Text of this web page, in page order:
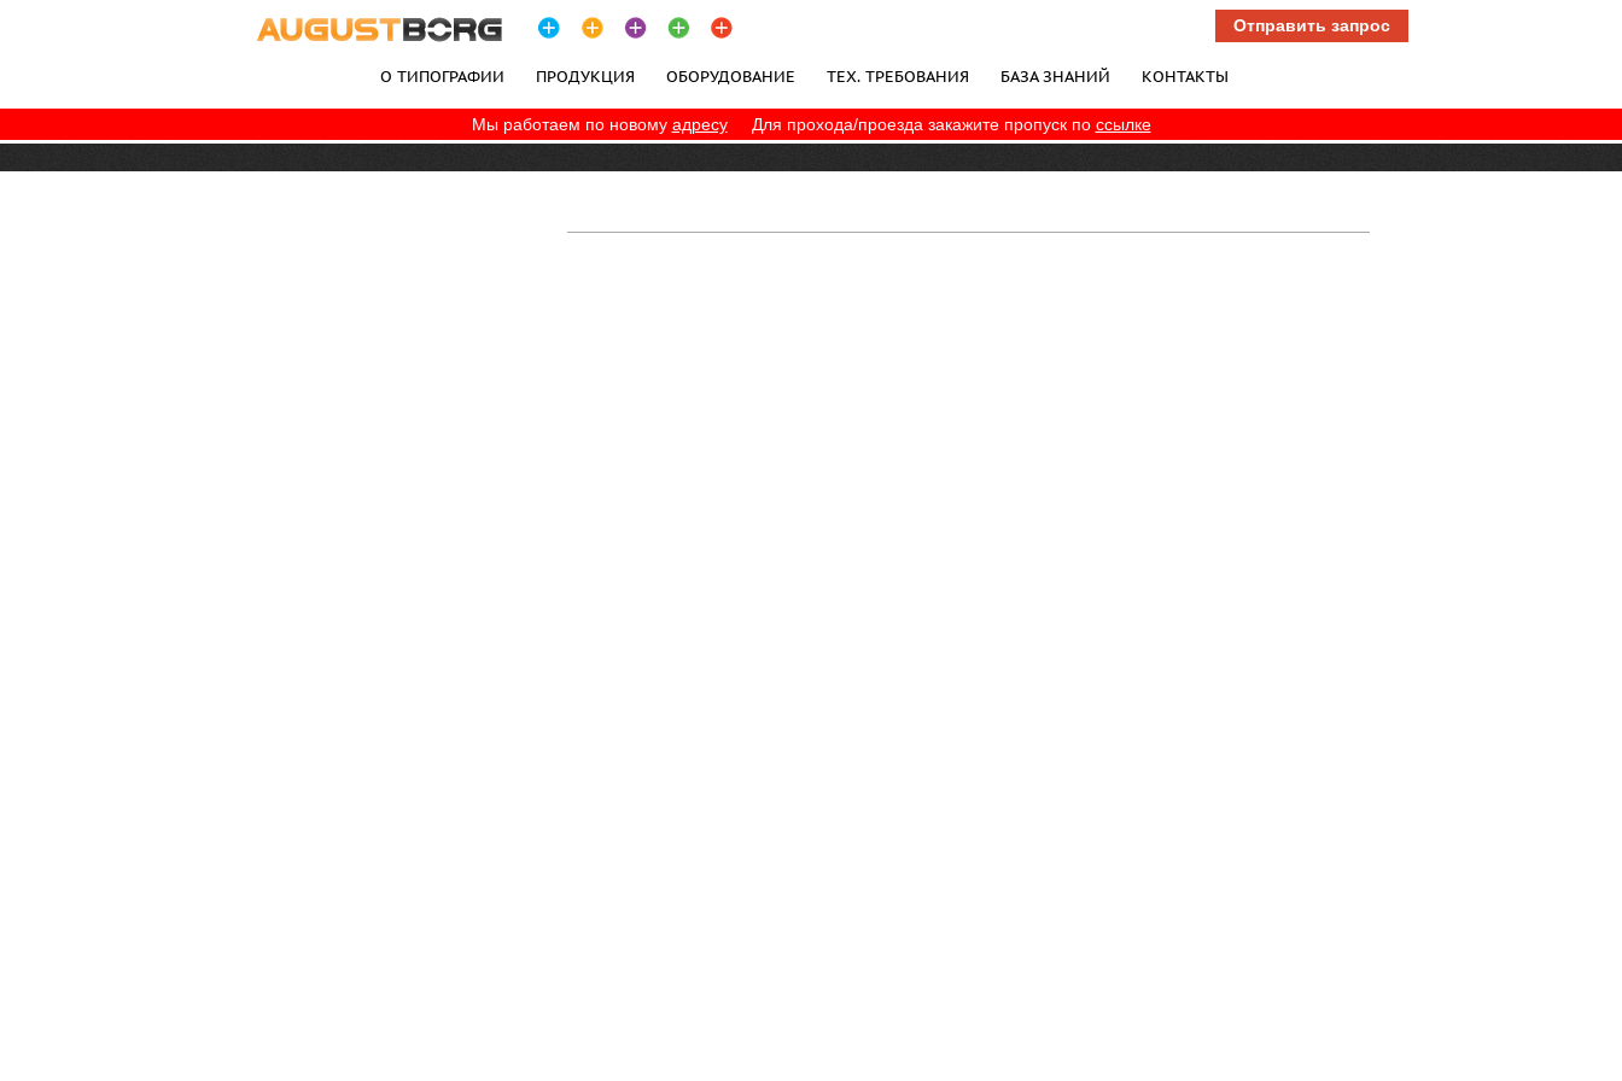
Отправить запрос
О ТИПОГРАФИИ ПРОДУКЦИЯ ОБОРУДОВАНИЕ ТЕХ. ТРЕБОВАНИЯ БАЗА ЗНАНИЙ КОНТАКТЫ
+7 (495) 787-06-77 ПОЛИТИКА КОНФИДЕНЦИАЛЬНОСТИ
Мы работаем по новому адресу Для прохода/проезда закажите пропуск по ссылке